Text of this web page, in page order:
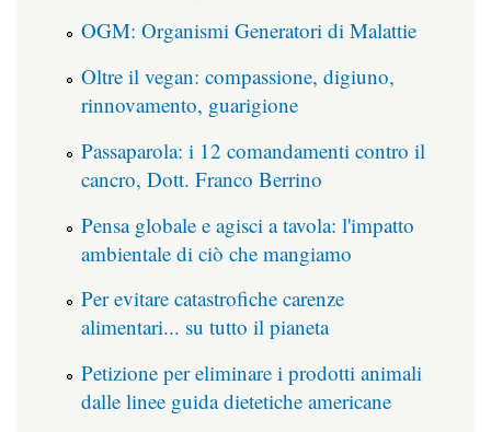
OGM: Organismi Generatori di Malattie
Oltre il vegan: compassione, digiuno,
rinnovamento, guarigione
Passaparola: i 12 comandamenti contro il
cancro, Dott. Franco Berrino
Pensa globale e agisci a tavola: l'impatto
ambientale di ciò che mangiamo
Per evitare catastrofiche carenze
alimentari... su tutto il pianeta
Petizione per eliminare i prodotti animali
dalle linee guida dietetiche americane